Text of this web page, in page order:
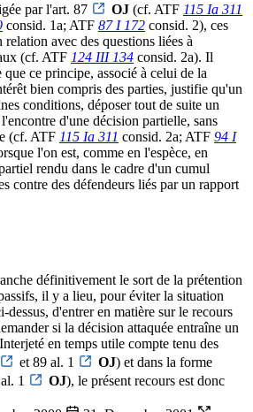
par l'art. 87
OJ (cf. ATF 115 Ia 311
consid. 1a; ATF 87 I 172 consid. 2), ces
avec des questions liées à
(cf. ATF 124 III 134 consid. 2a). Il
ce principe, associé à celui de la
bien compris des parties, justifie qu'un
conditions, déposer tout de suite un
d'une décision partielle, sans
(cf. ATF 115 Ia 311 consid. 2a; ATF 94 I
l'on est, comme en l'espèce, en
rendu dans le cadre d'un cumul
contre des défendeurs liés par un rapport
définitivement le sort de la prétention
il y a lieu, pour éviter la situation
dessus, d'entrer en matière sur le recours
si la décision attaquée entraîne un
en temps utile compte tenu des
et 89 al. 1 OJ) et dans la forme
1
OJ), le présent recours est donc